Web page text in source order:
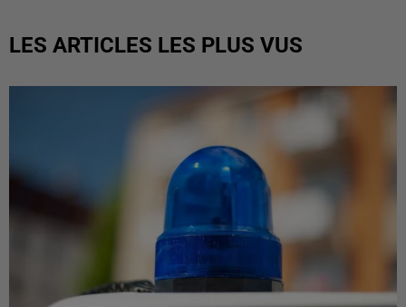
LES ARTICLES LES PLUS VUS